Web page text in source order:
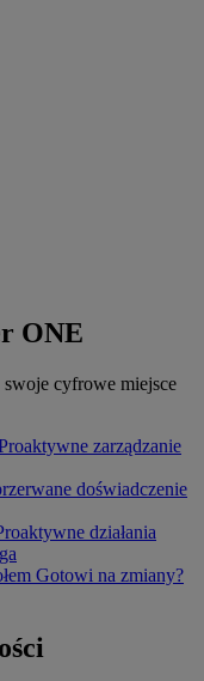
ONE
cyfrowe miejsce
zarządzanie
doświadczenie
działania
Gotowi na zmiany?